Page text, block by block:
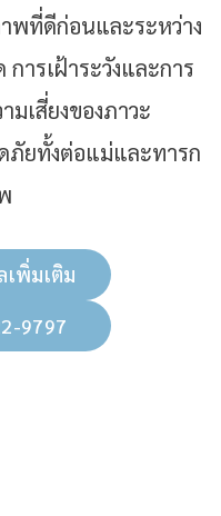
พที่ดีก่อนและระหว่าง
ารเฝ้าระวังและการ
มเสี่ยงของภาวะ
ยทั้งต่อแม่และทารก
พิ่มเติม
9797